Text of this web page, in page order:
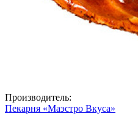
Производитель:
Пекарня «Маэстро Вкуса»